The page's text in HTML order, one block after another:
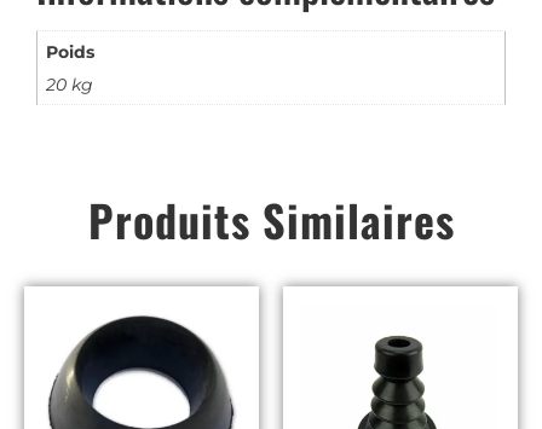
Poids
20 kg
Produits Similaires